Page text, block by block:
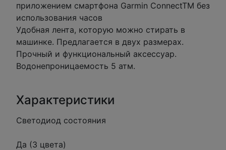
приложением смартфона Garmin ConnectTM без
использования часов
Удобная лента, которую можно стирать в
машинке. Предлагается в двух размерах.
Прочный и функциональный аксессуар.
Водонепроницаемость 5 атм.
Характеристики
Светодиод состояния
Да (3 цвета)